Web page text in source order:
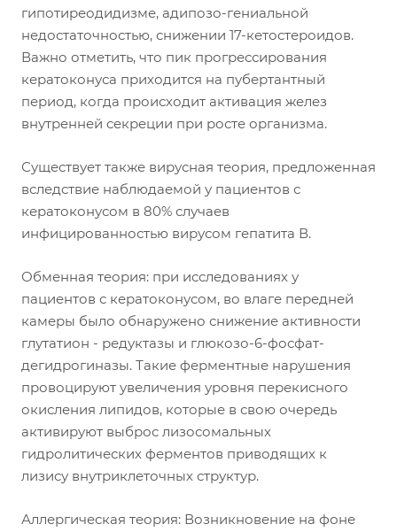
гипотиреодидизме, адипозо-гениальной
недостаточностью, снижении 17-кетостероидов.
Важно отметить, что пик прогрессирования
кератоконуса приходится на пубертантный
период, когда происходит активация желез
внутренней секреции при росте организма.
Существует также вирусная теория, предложенная
вследствие наблюдаемой у пациентов с
кератоконусом в 80% случаев
инфицированностью вирусом гепатита В.
Обменная теория: при исследованиях у
пациентов с кератоконусом, во влаге передней
камеры было обнаружено снижение активности
глутатион - редуктазы и глюкозо-6-фосфат-
дегидрогиназы. Такие ферментные нарушения
провоцируют увеличения уровня перекисного
окисления липидов, которые в свою очередь
активируют выброс лизосомальных
гидролитических ферментов приводящих к
лизису внутриклеточных структур.
Аллергическая теория: Возникновение на фоне